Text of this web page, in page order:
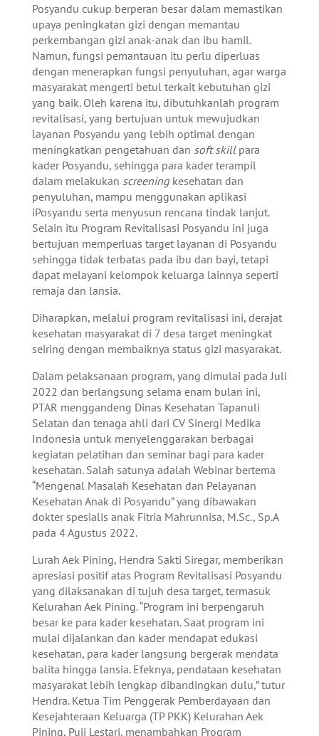
Posyandu cukup berperan besar dalam memastikan
upaya peningkatan gizi dengan memantau
perkembangan gizi anak-anak dan ibu hamil.
Namun, fungsi pemantauan itu perlu diperluas
dengan menerapkan fungsi penyuluhan, agar warga
masyarakat mengerti betul terkait kebutuhan gizi
yang baik. Oleh karena itu, dibutuhkanlah program
revitalisasi, yang bertujuan untuk mewujudkan
layanan Posyandu yang lebih optimal dengan
meningkatkan pengetahuan dan soft skillpara
kader Posyandu, sehingga para kader terampil
dalam melakukan screeningkesehatan dan
penyuluhan, mampu menggunakan aplikasi
iPosyandu serta menyusun rencana tindak lanjut.
Selain itu Program Revitalisasi Posyandu ini juga
bertujuan memperluas target layanan di Posyandu
sehingga tidak terbatas pada ibu dan bayi, tetapi
dapat melayani kelompok keluarga lainnya seperti
remaja dan lansia.
Diharapkan, melalui program revitalisasi ini, derajat
kesehatan masyarakat di 7 desa target meningkat
seiring dengan membaiknya status gizi masyarakat.
Dalam pelaksanaan program, yang dimulai pada Juli
2022 dan berlangsung selama enam bulan ini,
PTAR menggandeng Dinas Kesehatan Tapanuli
Selatan dan tenaga ahli dari CV Sinergi Medika
Indonesia untuk menyelenggarakan berbagai
kegiatan pelatihan dan seminar bagi para kader
kesehatan. Salah satunya adalah Webinar bertema
“Mengenal Masalah Kesehatan dan Pelayanan
Kesehatan Anak di Posyandu” yang dibawakan
dokter spesialis anak Fitria Mahrunnisa, M.Sc., Sp.A
pada 4 Agustus 2022.
Lurah Aek Pining, Hendra Sakti Siregar, memberikan
apresiasi positif atas Program Revitalisasi Posyandu
yang dilaksanakan di tujuh desa target, termasuk
Kelurahan Aek Pining. “Program ini berpengaruh
besar ke para kader kesehatan. Saat program ini
mulai dijalankan dan kader mendapat edukasi
kesehatan, para kader langsung bergerak mendata
balita hingga lansia. Efeknya, pendataan kesehatan
masyarakat lebih lengkap dibandingkan dulu,” tutur
Hendra. Ketua Tim Penggerak Pemberdayaan dan
Kesejahteraan Keluarga (TP PKK) Kelurahan Aek
Pining, Puji Lestari, menambahkan Program